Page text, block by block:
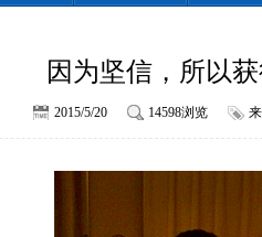
因为坚信，所以
2015/5/20 14598浏览